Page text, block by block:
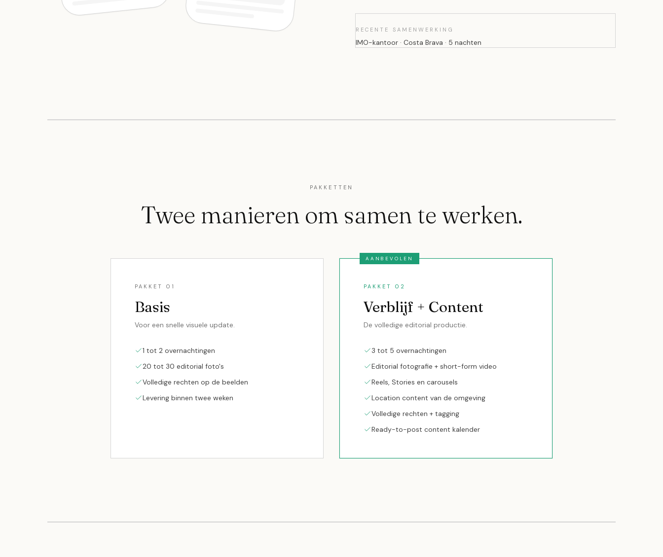
RECENTE SAMENWERKING
IMO-kantoor · Costa Brava · 5 nachten
PAKKETTEN
Twee manieren om samen te werken.
PAKKET 01
Basis
Voor een snelle visuele update.
1 tot 2 overnachtingen
20 tot 30 editorial foto's
Volledige rechten op de beelden
Levering binnen twee weken
AANBEVOLEN
PAKKET 02
Verblijf + Content
De volledige editorial productie.
3 tot 5 overnachtingen
Editorial fotografie + short-form video
Reels, Stories en carousels
Location content van de omgeving
Volledige rechten + tagging
Ready-to-post content kalender